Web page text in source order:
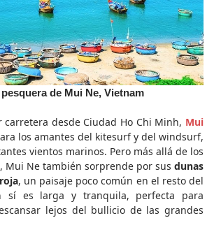
de Mui Ne, Vietnam
carretera desde Ciudad Ho Chi Minh, Mui
los amantes del kitesurf y del windsurf,
vientos marinos. Pero más allá de los
Mui Ne también sorprende por sus dunas
, un paisaje poco común en el resto del
sí es larga y tranquila, perfecta para
lejos del bullicio de las grandes